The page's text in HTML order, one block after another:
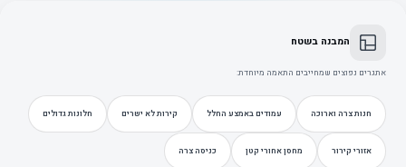
המבנה בשטח
אתגרים נפוצים שמחייבים התאמה מיוחדת:
חנות צרה וארוכה עמודים באמצע החלל קירות לא ישרים חלונות גדולים
אזורי קירור מחסן אחורי קטן כניסה צרה